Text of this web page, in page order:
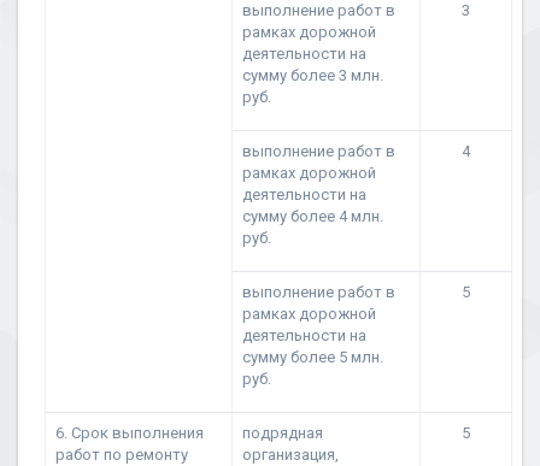
выполнение работ в
рамках дорожной
деятельности на
сумму более 3 млн.
руб.
3
выполнение работ в
рамках дорожной
деятельности на
сумму более 4 млн.
руб.
4
выполнение работ в
рамках дорожной
деятельности на
сумму более 5 млн.
руб.
5
6. Срок выполнения
работ по ремонту
подрядная
организация,
5